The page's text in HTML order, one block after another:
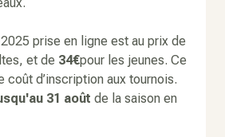
prise en ligne est au prix de
et de 34€pour les jeunes. Ce
coût d’inscription aux tournois.
31 août de la saison en